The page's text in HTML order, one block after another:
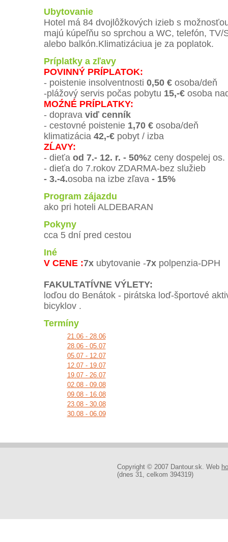
Ubytovanie
Hotel má 84 dvojlôžkových izieb s
majú kúpeľňu so sprchou a WC, telefón, TV/
alebo balkón.Klimatizáciua je za poplatok.
Príplatky a zľavy
POVINNÝ PRÍPLATOK:
- poistenie insolventnosti 0,50 € osoba/deň
-plážový servis počas pobytu 15,-€ osoba
MOŹNÉ PRÍPLATKY:
- doprava viď cenník
- cestovné poistenie 1,70 € osoba/deň
klimatizácia 42,-€ pobyt / izba
ZĹAVY:
- dieťa od 7.- 12. r. - 50%z ceny dospelej os.
- dieťa do 7.rokov ZDARMA-bez služieb
- 3.-4.osoba na izbe zľava - 15%
Program zájazdu
ako pri hoteli ALDEBARAN
Pokyny
cca 5 dní pred cestou
Iné
V CENE :7x ubytovanie -7x polpenzia-DPH
FAKULTATÍVNE VÝLETY:
loďou do Benátok - pirátska loď-športové
bicyklov .
Termíny
21.06 - 28.06
28.06 - 05.07
05.07 - 12.07
12.07 - 19.07
19.07 - 26.07
02.08 - 09.08
09.08 - 16.08
23.08 - 30.08
30.08 - 06.09
Copyright © 2007 Dantour.sk. Web
(dnes 31, celkom 394319)